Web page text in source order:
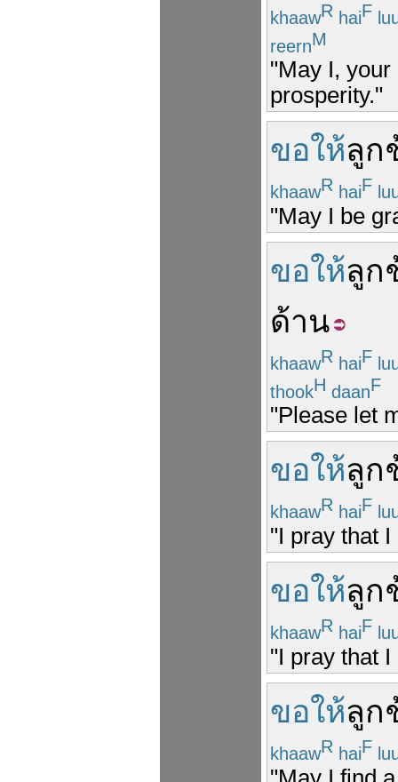
khaawR haiF
reernM
"May I, your
prosperity."
ขอให้ลูก
khaawR haiF
"May I be
ขอให้ลูก
ด้าน
khaawR haiF
thookH daanF
"Please let
ขอให้ลูก
khaawR haiF
"I pray that
ขอให้ลูก
khaawR haiF
"I pray that I
ขอให้ลูก
khaawR haiF